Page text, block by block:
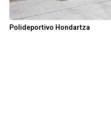
Polideportivo Hondartza